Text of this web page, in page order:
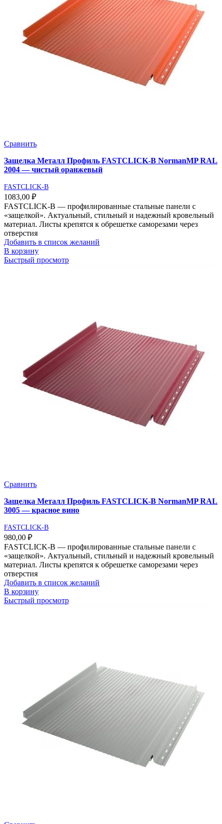
Сравнить
Защелка Металл Профиль FASTCLICK-В NormanMP RAL
2004 — чистый оранжевый
FASTCLICK-B
1083,00 ₽
FASTCLICK-В — профилированные стальные панели с
«защелкой». Актуальный, стильный и надежный кровельный
материал. Листы крепятся к обрешетке саморезами через
отверстия
Добавить в список желаний
В корзину
Быстрый просмотр
Сравнить
Защелка Металл Профиль FASTCLICK-В NormanMP RAL
3005 — красное вино
FASTCLICK-B
980,00 ₽
FASTCLICK-В — профилированные стальные панели с
«защелкой». Актуальный, стильный и надежный кровельный
материал. Листы крепятся к обрешетке саморезами через
отверстия
Добавить в список желаний
В корзину
Быстрый просмотр